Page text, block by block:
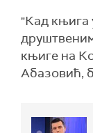
"Кад књига
књиге на
Абазовић,